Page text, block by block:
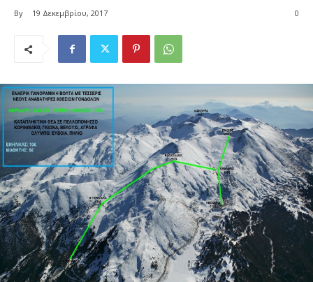
By 19 Δεκεμβρίου, 2017 0